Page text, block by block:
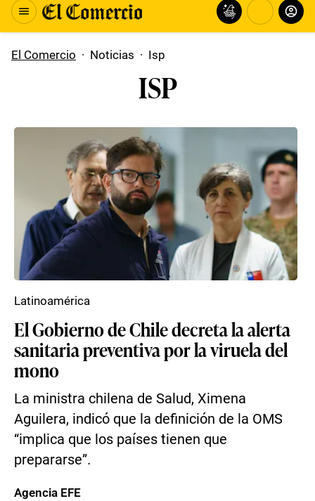
El Comercio · Noticias · Isp
ISP
El Gobierno de Chile decreta la alerta
sanitaria preventiva por la viruela del
mono
La ministra chilena de Salud, Ximena
Aguilera, indicó que la definición de la OMS
“implica que los países tienen que
prepararse”.
Latinoamérica
Agencia EFE